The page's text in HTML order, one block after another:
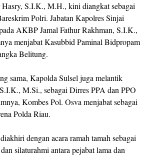
S.I.K., M.H., kini diangkat sebagai
Polri. Jabatan Kapolres Sinjai
AKBP Jamal Fathur Rakhman, S.I.K.,
menjabat Kasubbid Paminal Bidpropam
Belitung.
sama, Kapolda Sulsel juga melantik
M.Si., sebagai Dirres PPA dan PPO
Kombes Pol. Osva menjabat sebagai
Polda Riau.
dengan acara ramah tamah sebagai
silaturahmi antara pejabat lama dan